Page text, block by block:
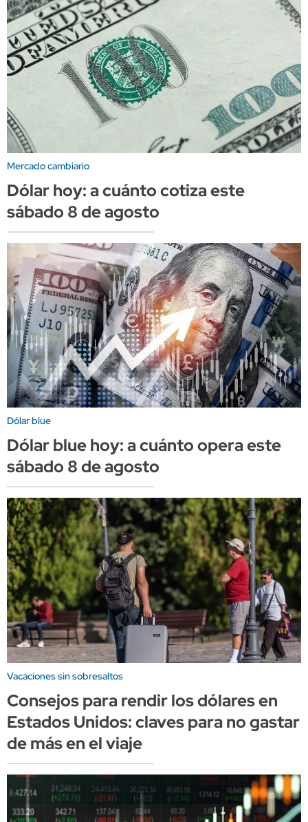
Mercado cambiario
Dólar hoy: a cuánto cotiza este
sábado 8 de agosto
Dólar blue
Dólar blue hoy: a cuánto opera este
sábado 8 de agosto
Vacaciones sin sobresaltos
Consejos para rendir los dólares en
Estados Unidos: claves para no gastar
de más en el viaje